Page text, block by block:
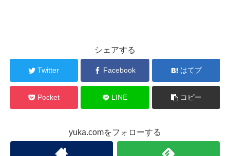
シェアする
Twitter Facebook はてブ
Pocket LINE コピー
yuka.comをフォローする